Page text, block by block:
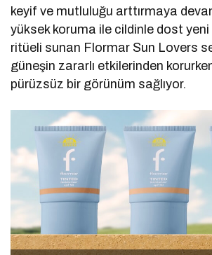
keyif ve mutluluğu arttırmaya
yüksek koruma ile cildinle dost
ritüeli sunan Flormar Sun Lovers
güneşin zararlı etkilerinden
pürüzsüz bir görünüm sağlıyor.